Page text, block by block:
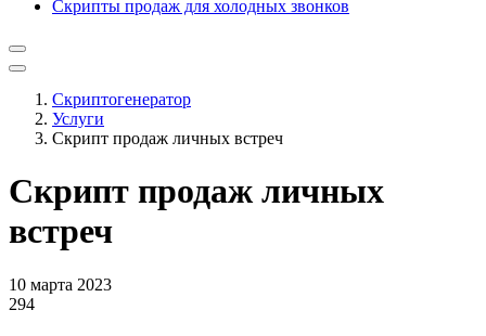
Скрипты продаж для холодных звонков
Скриптогенератор
Услуги
Скрипт продаж личных встреч
Скрипт продаж личных
встреч
10 марта 2023
294